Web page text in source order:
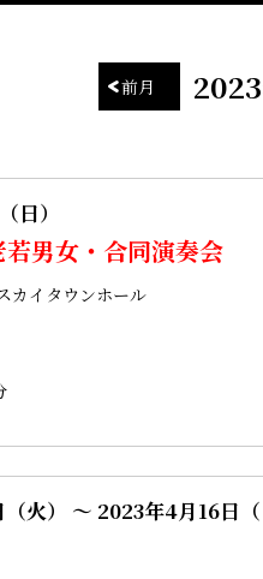
前月
日）
男女・合同演奏会
カイタウンホール
火） ～ 2023年4月16日